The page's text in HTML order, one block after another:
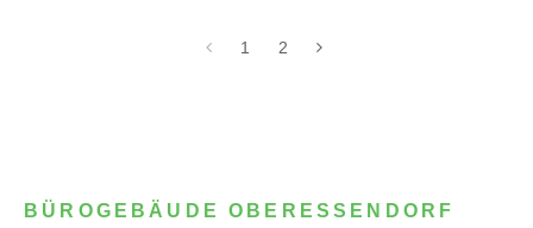
1 2
BÜROGEBÄUDE OBERESSENDORF